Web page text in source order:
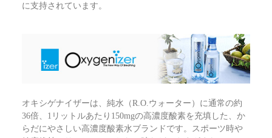
に支持されています。
オキシゲナイザーは、純水（R.O.ウォーター）に通常の約
36倍、1リットルあたり150mgの高濃度酸素を充填した、か
らだにやさしい高濃度酸素水ブランドです。スポーツ時や